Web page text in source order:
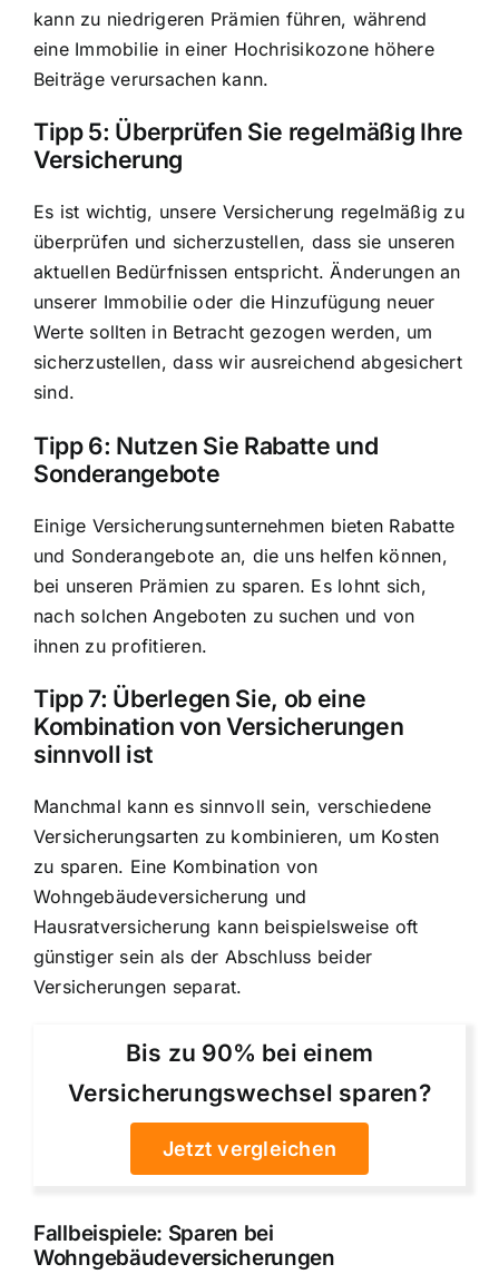
kann zu niedrigeren Prämien führen, während
eine Immobilie in einer Hochrisikozone höhere
Beiträge verursachen kann.
Tipp 5: Überprüfen Sie regelmäßig Ihre
Versicherung
Es ist wichtig, unsere Versicherung regelmäßig zu
überprüfen und sicherzustellen, dass sie unseren
aktuellen Bedürfnissen entspricht. Änderungen an
unserer Immobilie oder die Hinzufügung neuer
Werte sollten in Betracht gezogen werden, um
sicherzustellen, dass wir ausreichend abgesichert
sind.
Tipp 6: Nutzen Sie Rabatte und
Sonderangebote
Einige Versicherungsunternehmen bieten Rabatte
und Sonderangebote an, die uns helfen können,
bei unseren Prämien zu sparen. Es lohnt sich,
nach solchen Angeboten zu suchen und von
ihnen zu profitieren.
Tipp 7: Überlegen Sie, ob eine
Kombination von Versicherungen
sinnvoll ist
Manchmal kann es sinnvoll sein, verschiedene
Versicherungsarten zu kombinieren, um Kosten
zu sparen. Eine Kombination von
Wohngebäudeversicherung und
Hausratversicherung kann beispielsweise oft
günstiger sein als der Abschluss beider
Versicherungen separat.
Bis zu 90% bei einem
Versicherungswechsel sparen?
Jetzt vergleichen
Fallbeispiele: Sparen bei
Wohngebäudeversicherungen